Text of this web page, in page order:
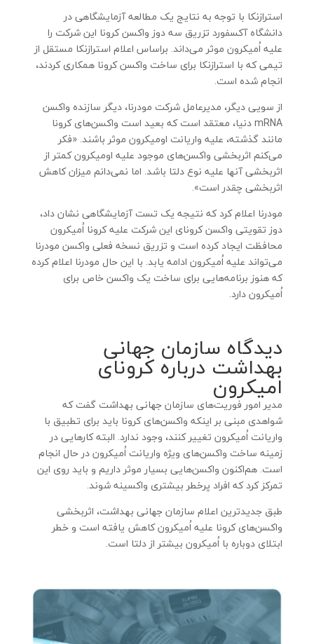
استرازنکا با توجه به نتایج یک مطالعه آزمایشگاهی در
دانشگاه آکسفورد تزریق سه دوز واکسن کرونا این شرکت را
علیه اُمیکرون موثر می‌داند. براساس اعلام استرازنکا مستقل از
تیمی که با استرازنکا برای ساخت واکسن کرونا همکاری کردند،
انجام شده است.
از سویی دیگر، مدیرعامل شرکت مودرنا، دیگر سازنده واکسن
mRNA دنیا، معتقد است که بعید است واکسن‌های کرونا
مانند گذشته، علیه واریانت اومیکرون موثر باشند. «فکر
می‌کنم اثربخشی واکسن‌های موجود علیه اومیکرون کمتر از
اثربخشی آنها علیه نوع دلتا باشد. اما نمی‌دانم میزان کاهش
اثربخشی چقدر است».
مودرنا اعلام کرد که نتیجه یک تست آزمایشگاهی نشان داد،
دوز تقویتی واکسن کرونای این شرکت علیه کرونا اُمیکرون
محافظت ایجاد کرده است و تزریق نسخه فعلی واکسن مودرنا
می‌تواند علیه اُمیکرون ادامه یابد. با این حال مودرنا اعلام کرده
که هنوز برنامه‌هایی برای ساخت یک واکسن خاص برای
اُمیکرون دارد.
دیدگاه سازمان جهانی
بهداشت درباره کرونای
امیکرون
مدیر امور فوریت‌های سازمان جهانی بهداشت گفت که
شواهدی مبنی بر اینکه واکسن‌های کرونا باید برای تطبیق با
واریانت اُمیکرون تغییر کنند، وجود ندارد. البته کارهایی در
زمینه ساخت واکسن‌های ویژه واریانت اُمیکرون در حال انجام
است. هم‌اکنون واکسن‌هایی بسیار موثر داریم و باید روی این
تمرکز کرد که افراد پرخطر بیشتری واکسینه شوند.
طبق جدیدترین اعلام سازمان جهانی بهداشت، اثربخشی
واکسن‌های کرونا علیه اُمیکرون کاهش یافته است و خطر
ابتلای دوباره با اُمیکرون بیشتر از دلتا است.